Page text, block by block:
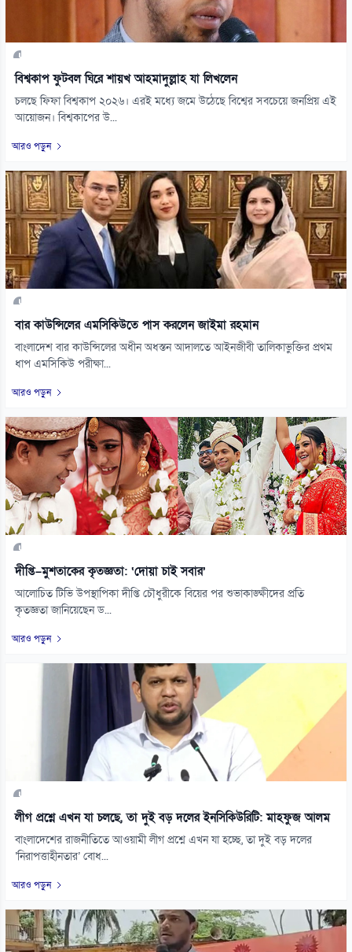
বিশ্বকাপ ফুটবল ঘিরে শায়খ আহমাদুল্লাহ যা লিখলেন
চলছে ফিফা বিশ্বকাপ ২০২৬। এরই মধ্যে জমে উঠেছে বিশ্বের সবচেয়ে জনপ্রিয় এই
আয়োজন। বিশ্বকাপের উ...
আরও পড়ুন
বার কাউন্সিলের এমসিকিউতে পাস করলেন জাইমা রহমান
বাংলাদেশ বার কাউন্সিলের অধীন অধস্তন আদালতে আইনজীবী তালিকাভুক্তির প্রথম
ধাপ এমসিকিউ পরীক্ষা...
আরও পড়ুন
দীপ্তি–মুশতাকের কৃতজ্ঞতা: ‘দোয়া চাই সবার’
আলোচিত টিভি উপস্থাপিকা দীপ্তি চৌধুরীকে বিয়ের পর শুভাকাঙ্ক্ষীদের প্রতি
কৃতজ্ঞতা জানিয়েছেন ড...
আরও পড়ুন
লীগ প্রশ্নে এখন যা চলছে, তা দুই বড় দলের ইনসিকিউরিটি: মাহফুজ আলম
বাংলাদেশের রাজনীতিতে আওয়ামী লীগ প্রশ্নে এখন যা হচ্ছে, তা দুই বড় দলের
‘নিরাপত্তাহীনতার’ বোধ...
আরও পড়ুন